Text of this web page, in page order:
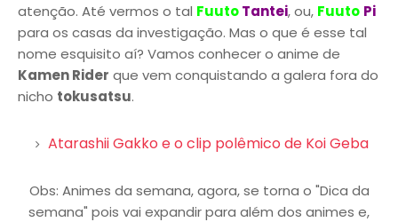
atenção. Até vermos o tal FuutoTantei, ou, Fuuto Pi
para os casas da investigação. Mas o que é esse tal
nome esquisito aí? Vamos conhecer o anime de
Kamen Rider que vem conquistando a galera fora do
nicho tokusatsu.
Atarashii Gakko e o clip polêmico de Koi Geba
Obs: Animes da semana, agora, se torna o "Dica da
semana" pois vai expandir para além dos animes e,